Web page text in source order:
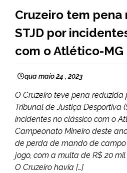
Cruzeiro tem
STJD por
com o Atlético-MG
qua maio 24 , 2023
O Cruzeiro teve pena reduzida
Tribunal de Justiça Desportiva
incidentes no clássico com o
Campeonato Mineiro deste
de perda de mando de
jogo, com a multa de R$ 20
O Cruzeiro havia […]